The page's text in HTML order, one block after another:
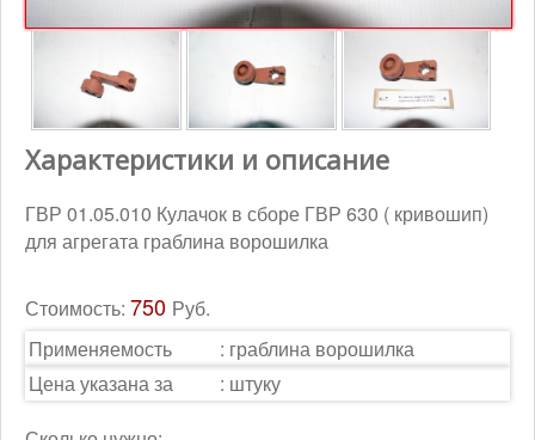
Характеристики и описание
ГВР 01.05.010 Кулачок в сборе ГВР 630 ( кривошип)
для агрегата граблина ворошилка
Стоимость: 750 Руб.
Применяемость
: граблина ворошилка
Цена указана за
: штуку